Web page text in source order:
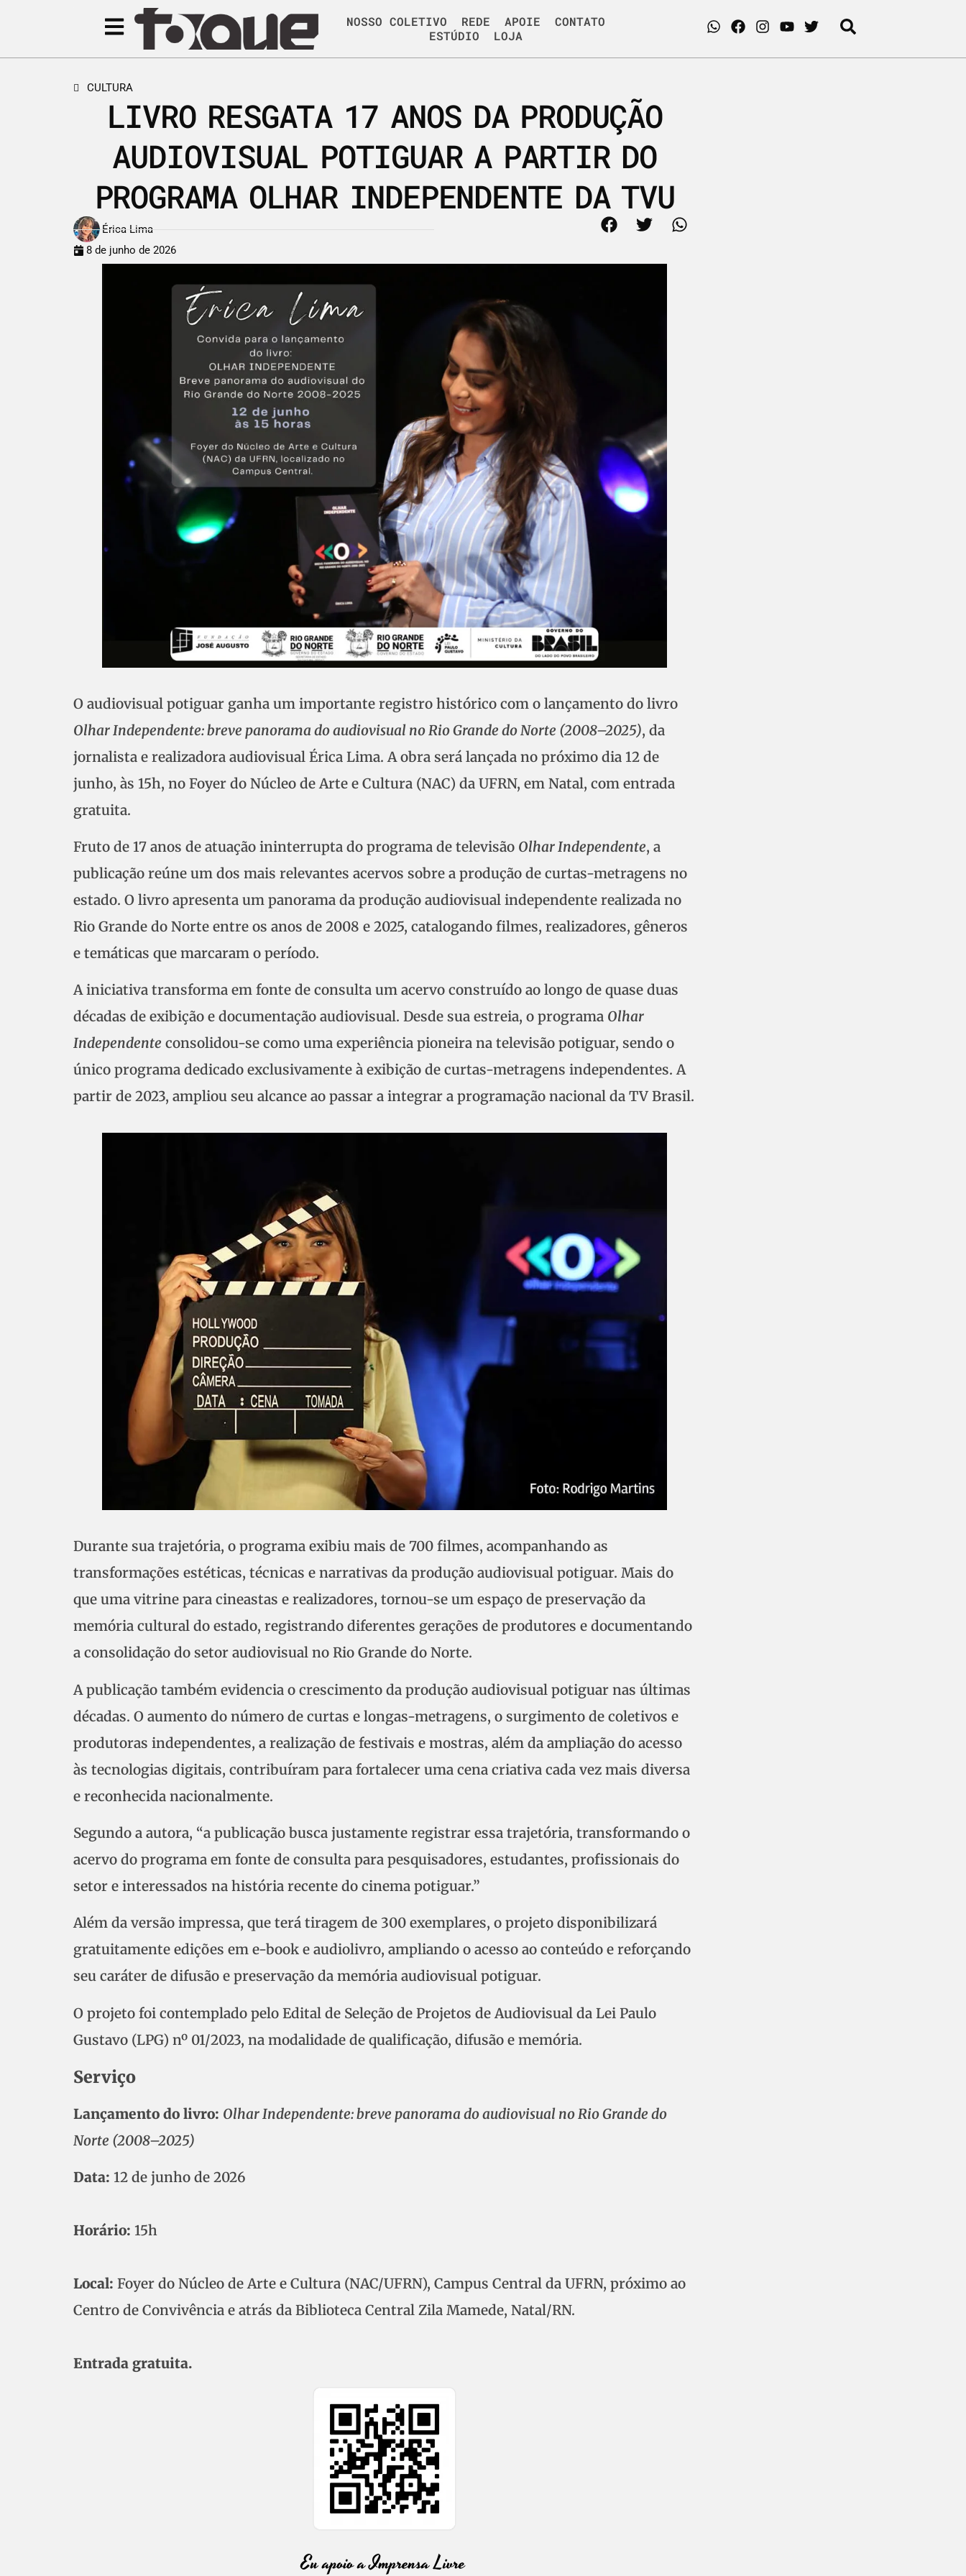
NOSSO COLETIVO REDE APOIE
CONTATO
ESTÚDIO
LOJA
CULTURA
LIVRO RESGATA 17 ANOS DA PRODUÇÃO
AUDIOVISUAL POTIGUAR A PARTIR DO
PROGRAMA OLHAR INDEPENDENTE DA TVU
Érica Lima
8 de junho de 2026
O audiovisual potiguar ganha um importante registro histórico com o lançamento do livro
Olhar Independente: breve panorama do audiovisual no Rio Grande do Norte (2008–2025), da
jornalista e realizadora audiovisual Érica Lima. A obra será lançada no próximo dia 12 de
junho, às 15h, no Foyer do Núcleo de Arte e Cultura (NAC) da UFRN, em Natal, com entrada
gratuita.
Fruto de 17 anos de atuação ininterrupta do programa de televisão Olhar Independente, a
publicação reúne um dos mais relevantes acervos sobre a produção de curtas-metragens no
estado. O livro apresenta um panorama da produção audiovisual independente realizada no
Rio Grande do Norte entre os anos de 2008 e 2025, catalogando filmes, realizadores, gêneros
e temáticas que marcaram o período.
A iniciativa transforma em fonte de consulta um acervo construído ao longo de quase duas
décadas de exibição e documentação audiovisual. Desde sua estreia, o programa Olhar
Independente consolidou-se como uma experiência pioneira na televisão potiguar, sendo o
único programa dedicado exclusivamente à exibição de curtas-metragens independentes. A
partir de 2023, ampliou seu alcance ao passar a integrar a programação nacional da TV Brasil.
Durante sua trajetória, o programa exibiu mais de 700 filmes, acompanhando as
transformações estéticas, técnicas e narrativas da produção audiovisual potiguar. Mais do
que uma vitrine para cineastas e realizadores, tornou-se um espaço de preservação da
memória cultural do estado, registrando diferentes gerações de produtores e documentando
a consolidação do setor audiovisual no Rio Grande do Norte.
A publicação também evidencia o crescimento da produção audiovisual potiguar nas últimas
décadas. O aumento do número de curtas e longas-metragens, o surgimento de coletivos e
produtoras independentes, a realização de festivais e mostras, além da ampliação do acesso
às tecnologias digitais, contribuíram para fortalecer uma cena criativa cada vez mais diversa
e reconhecida nacionalmente.
Segundo a autora, “a publicação busca justamente registrar essa trajetória, transformando o
acervo do programa em fonte de consulta para pesquisadores, estudantes, profissionais do
setor e interessados na história recente do cinema potiguar.”
Além da versão impressa, que terá tiragem de 300 exemplares, o projeto disponibilizará
gratuitamente edições em e-book e audiolivro, ampliando o acesso ao conteúdo e reforçando
seu caráter de difusão e preservação da memória audiovisual potiguar.
O projeto foi contemplado pelo Edital de Seleção de Projetos de Audiovisual da Lei Paulo
Gustavo (LPG) nº 01/2023, na modalidade de qualificação, difusão e memória.
Serviço
Lançamento do livro: Olhar Independente: breve panorama do audiovisual no Rio Grande do
Norte (2008–2025)
Data: 12 de junho de 2026
Horário: 15h
Local: Foyer do Núcleo de Arte e Cultura (NAC/UFRN), Campus Central da UFRN, próximo ao
Centro de Convivência e atrás da Biblioteca Central Zila Mamede, Natal/RN.
Entrada gratuita.